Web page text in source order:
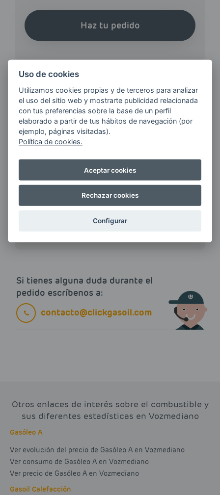
Haz tu pedido
¿QUIERES ESTAR AL DÍA DE
LAS
ÚLTIMAS NOVEDADES?
E-MAIL
Quiero recibir las últimas novedades de AVIA
Más información
Si tienes alguna duda durante el
pedido escríbenos a:
contacto@clickgasoil.com
Otros enlaces de interés sobre el combustible y
sus diferentes estadísticas en Vozmediano
Gasóleo A
Ver evolución del precio de Gasóleo A en Vozmediano
Ver consumo de Gasóleo A en Vozmediano
Ver precio de Gasóleo A en Vozmediano
Gasoil Calefacción
Uso de cookies
Utilizamos cookies propias y de terceros para analizar
el uso del sitio web y mostrarte publicidad relacionada
con tus preferencias sobre la base de un perfil
elaborado a partir de tus hábitos de navegación (por
ejemplo, páginas visitadas).
Política de cookies.
Aceptar cookies
Rechazar cookies
Configurar